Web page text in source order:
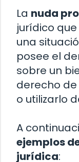
La nuda
jurídico
una
posee el
sobre un
derecho
o utilizarlo
A
ejemplos
jurídica: